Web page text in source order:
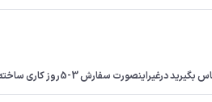
سفارش 3-5روز کاری ساخته میشود.